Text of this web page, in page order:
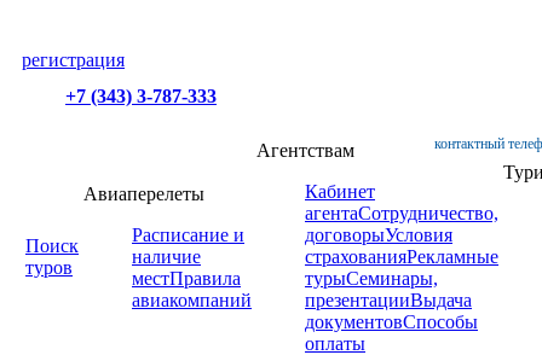
регистрация
+7 (343) 3-787-333
контактный
Поиск
туров
Авиаперелеты
Расписание и
наличие
местПравила
авиакомпаний
Агентствам
Кабинет
агентаСотрудничество,
договорыУсловия
страхованияРекламные
турыСеминары,
презентацииВыдача
документовСпособы
оплаты